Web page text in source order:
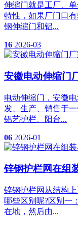
伸缩门就是工厂、
特性，如果厂门口
钢伸缩门和铝...
16 2026-03
安徽电动伸缩门
电动伸缩门，安徽
发、生产、销售于
铝艺护栏、阳台...
06 2026-01
锌钢护栏网在组
锌钢护栏网从结构
哪些区别呢?区别一
在地，然后由...